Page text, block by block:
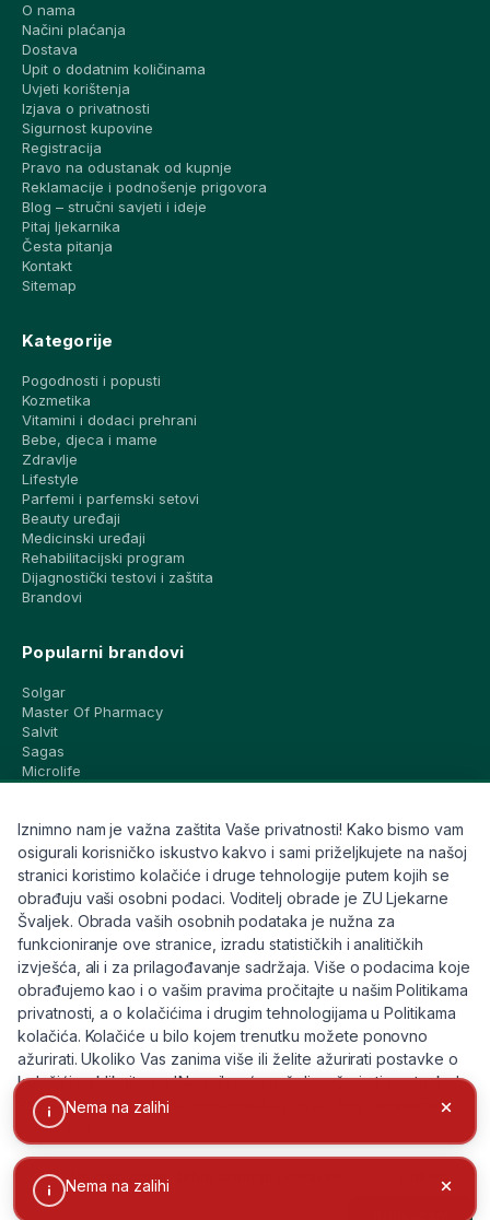
O nama
Načini plaćanja
Dostava
Upit o dodatnim količinama
Uvjeti korištenja
Izjava o privatnosti
Sigurnost kupovine
Registracija
Pravo na odustanak od kupnje
Reklamacije i podnošenje prigovora
Blog – stručni savjeti i ideje
Pitaj ljekarnika
Česta pitanja
Kontakt
Sitemap
Kategorije
Pogodnosti i popusti
Kozmetika
Vitamini i dodaci prehrani
Bebe, djeca i mame
Zdravlje
Lifestyle
Parfemi i parfemski setovi
Beauty uređaji
Medicinski uređaji
Rehabilitacijski program
Dijagnostički testovi i zaštita
Brandovi
Popularni brandovi
Solgar
Master Of Pharmacy
Salvit
Sagas
Microlife
CeraVe
Eucerin
Avene
Bioderma
Svi brandovi
Info
Trebate pomoć ili imate pitanja?
+385 91 6191 901
info@eljekarna24.hr
© 2026 eljekarna24. Sva prava pridržana.
Iznimno nam je važna zaštita Vaše privatnosti! Kako bismo vam
osigurali korisničko iskustvo kakvo i sami priželjkujete na našoj
stranici koristimo kolačiće i druge tehnologije putem kojih se
obrađuju vaši osobni podaci. Voditelj obrade je ZU Ljekarne
Švaljek. Obrada vaših osobnih podataka je nužna za
funkcioniranje ove stranice, izradu statističkih i analitičkih
izvješća, ali i za prilagođavanje sadržaja. Više o podacima koje
obrađujemo kao i o vašim pravima pročitajte u našim Politikama
privatnosti, a o kolačićima i drugim tehnologijama u Politikama
kolačića. Kolačiće u bilo kojem trenutku možete ponovno
ažurirati. Ukoliko Vas zanima više ili želite ažurirati postavke o
kolačićima kliknite na 'Ne prihvaćam, želim ažurirati postavke'.
Privolu možete u bilo kojem trenutku povući bez negativnih
posljedica.
Ne prihvaćam, želim ažurirati postavke
Nema na zalihi
Nema na zalihi